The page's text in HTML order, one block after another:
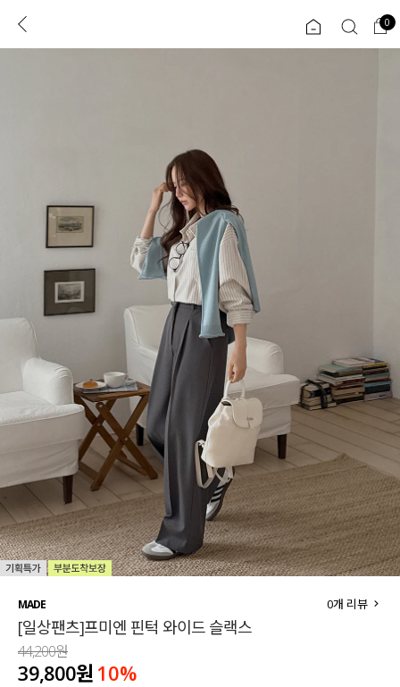
로그인 0
플러스핏
도착보장⚡
인플루언서 pick!
신상 5%
베스트
MADE
세트할인 ~30%
하객룩
살안타템
110사이즈
티셔츠
팬츠
ALL
익스클루시브
아우터
티셔츠
니트
블라우스
원피스
팬츠
스커트
언더웨어
0
MADE
[일상팬츠]프미엔 핀턱 와이드 슬랙스
0개 리뷰
44,200원
39,800원 10%